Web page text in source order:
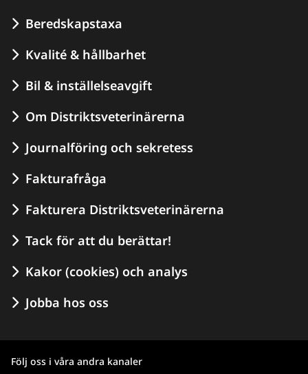
Beredskapstaxa
Kvalité & hållbarhet
Bil & inställelseavgift
Om Distriktsveterinärerna
Journalföring och sekretess
Fakturafråga
Fakturera Distriktsveterinärerna
Tack för att du berättar!
Kakor (cookies) och analys
Jobba hos oss
Följ oss i våra andra kanaler